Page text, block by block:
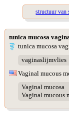
structuur van
tunica mucosa
tunica mucosa
vaginaslijmvlies
Vaginal mucous
Vaginal mucosa
Vaginal mucous